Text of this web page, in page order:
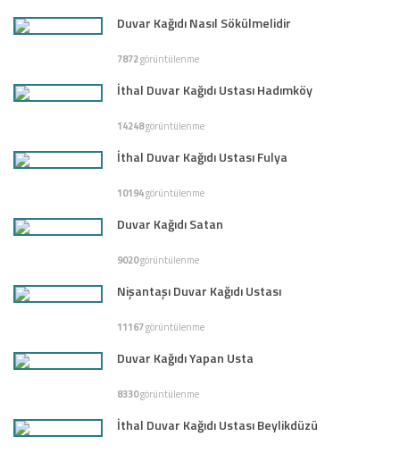
Duvar Kağıdı Nasıl Sökülmelidir
7872görüntülenme
İthal Duvar Kağıdı Ustası Hadımköy
14248görüntülenme
İthal Duvar Kağıdı Ustası Fulya
10194görüntülenme
Duvar Kağıdı Satan
9020görüntülenme
Nişantaşı Duvar Kağıdı Ustası
11167görüntülenme
Duvar Kağıdı Yapan Usta
8330görüntülenme
İthal Duvar Kağıdı Ustası Beylikdüzü